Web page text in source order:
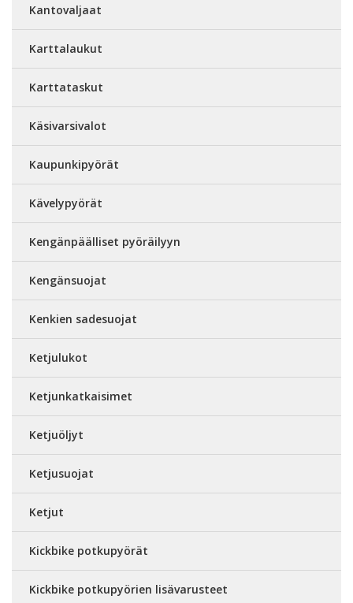
Kantovaljaat
Karttalaukut
Karttataskut
Käsivarsivalot
Kaupunkipyörät
Kävelypyörät
Kengänpäälliset pyöräilyyn
Kengänsuojat
Kenkien sadesuojat
Ketjulukot
Ketjunkatkaisimet
Ketjuöljyt
Ketjusuojat
Ketjut
Kickbike potkupyörät
Kickbike potkupyörien lisävarusteet